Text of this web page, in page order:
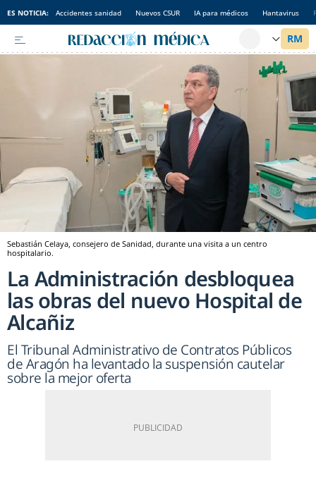
ES NOTICIA: Accidentes sanidad Nuevos CSUR IA para médicos Hantavirus
Sebastián Celaya, consejero de Sanidad, durante una visita a un centro
hospitalario.
La Administración desbloquea
las obras del nuevo Hospital de
Alcañiz
El Tribunal Administrativo de Contratos Públicos
de Aragón ha levantado la suspensión cautelar
sobre la mejor oferta